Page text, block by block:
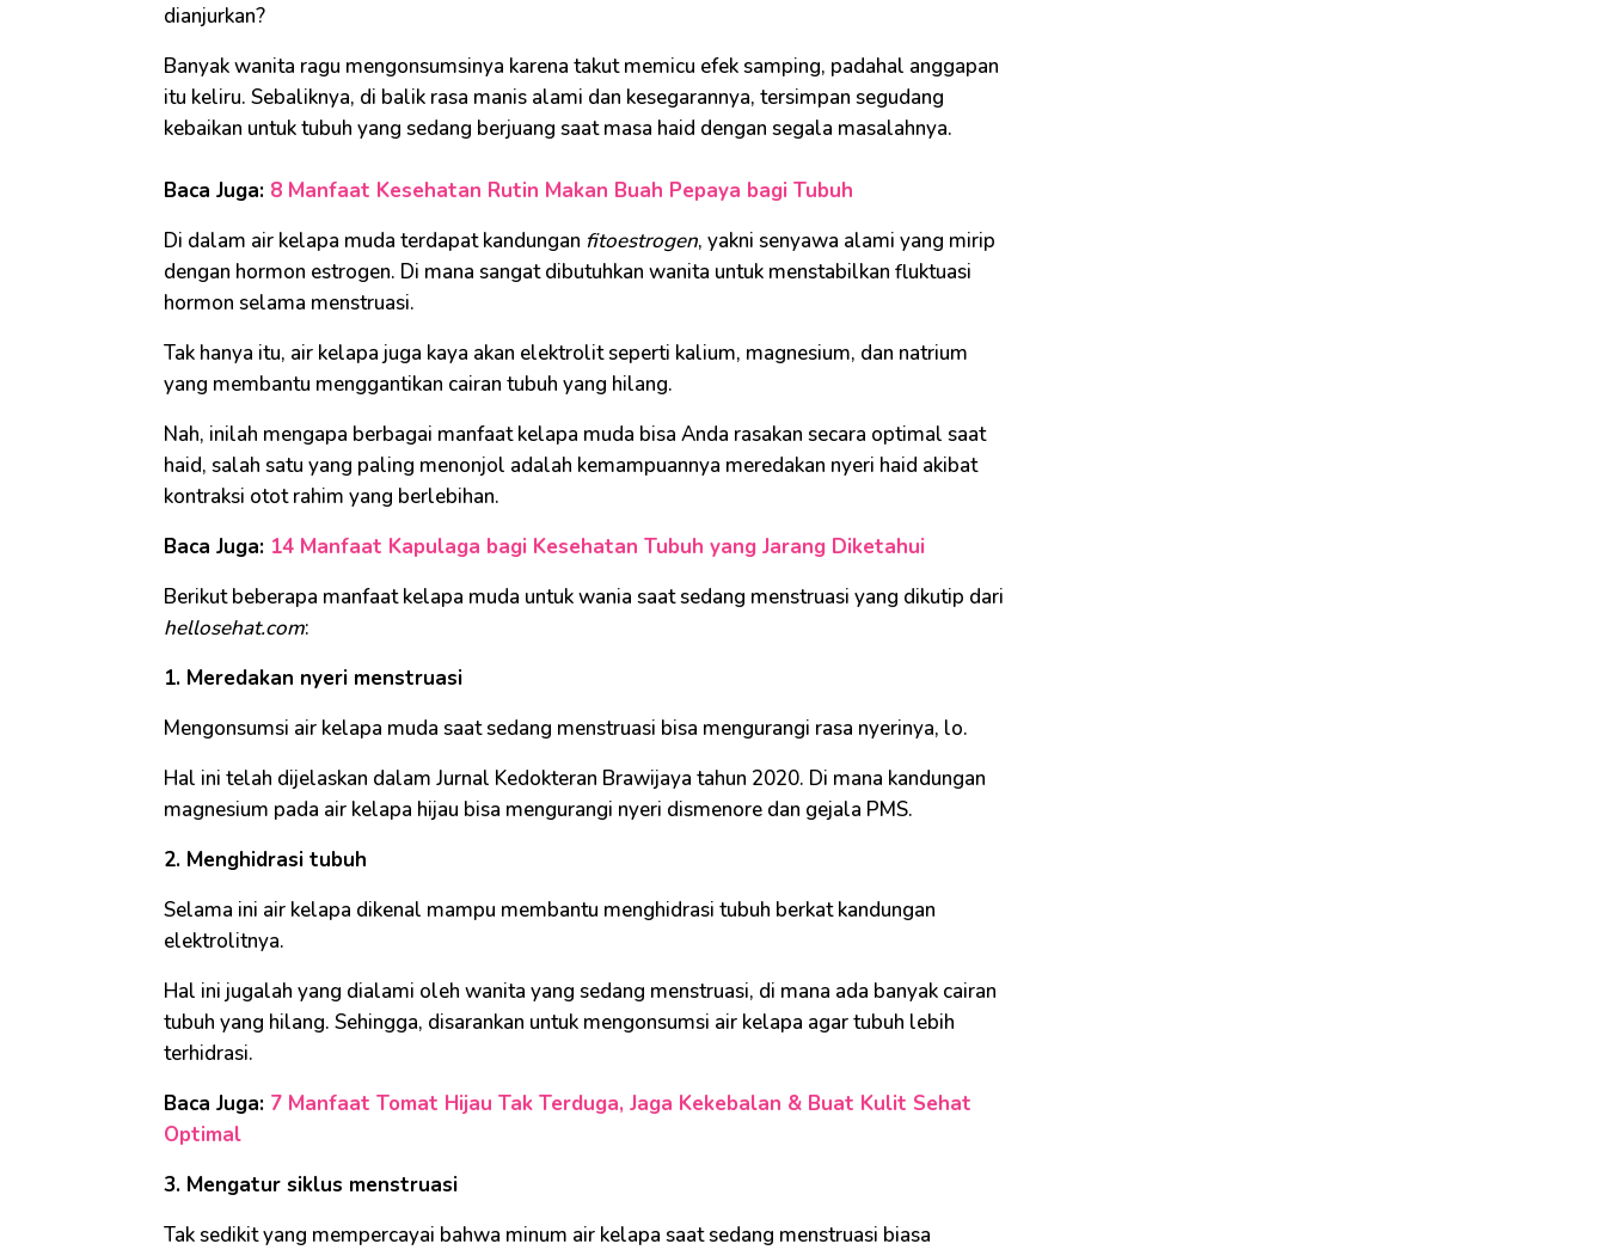
dianjurkan?
Banyak wanita ragu mengonsumsinya karena takut memicu efek samping, padahal anggapan
itu keliru. Sebaliknya, di balik rasa manis alami dan kesegarannya, tersimpan segudang
kebaikan untuk tubuh yang sedang berjuang saat masa haid dengan segala masalahnya.
Baca Juga: 8 Manfaat Kesehatan Rutin Makan Buah Pepaya bagi Tubuh
Di dalam air kelapa muda terdapat kandungan fitoestrogen, yakni senyawa alami yang mirip
dengan hormon estrogen. Di mana sangat dibutuhkan wanita untuk menstabilkan fluktuasi
hormon selama menstruasi.
Tak hanya itu, air kelapa juga kaya akan elektrolit seperti kalium, magnesium, dan natrium
yang membantu menggantikan cairan tubuh yang hilang.
Nah, inilah mengapa berbagai manfaat kelapa muda bisa Anda rasakan secara optimal saat
haid, salah satu yang paling menonjol adalah kemampuannya meredakan nyeri haid akibat
kontraksi otot rahim yang berlebihan.
Baca Juga: 14 Manfaat Kapulaga bagi Kesehatan Tubuh yang Jarang Diketahui
Berikut beberapa manfaat kelapa muda untuk wania saat sedang menstruasi yang dikutip dari
hellosehat.com:
1. Meredakan nyeri menstruasi
Mengonsumsi air kelapa muda saat sedang menstruasi bisa mengurangi rasa nyerinya, lo.
Hal ini telah dijelaskan dalam Jurnal Kedokteran Brawijaya tahun 2020. Di mana kandungan
magnesium pada air kelapa hijau bisa mengurangi nyeri dismenore dan gejala PMS.
2. Menghidrasi tubuh
Selama ini air kelapa dikenal mampu membantu menghidrasi tubuh berkat kandungan
elektrolitnya.
Hal ini jugalah yang dialami oleh wanita yang sedang menstruasi, di mana ada banyak cairan
tubuh yang hilang. Sehingga, disarankan untuk mengonsumsi air kelapa agar tubuh lebih
terhidrasi.
Baca Juga: 7 Manfaat Tomat Hijau Tak Terduga, Jaga Kekebalan & Buat Kulit Sehat
Optimal
3. Mengatur siklus menstruasi
Tak sedikit yang mempercayai bahwa minum air kelapa saat sedang menstruasi biasa